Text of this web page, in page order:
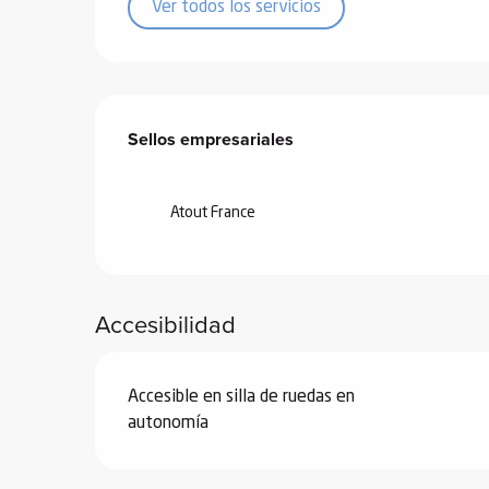
Ver todos los servicios
Oferta de
Sellos empresariales
Sellos empresariales
Atout France
Accesibilidad
Accesible en silla de ruedas en
autonomía